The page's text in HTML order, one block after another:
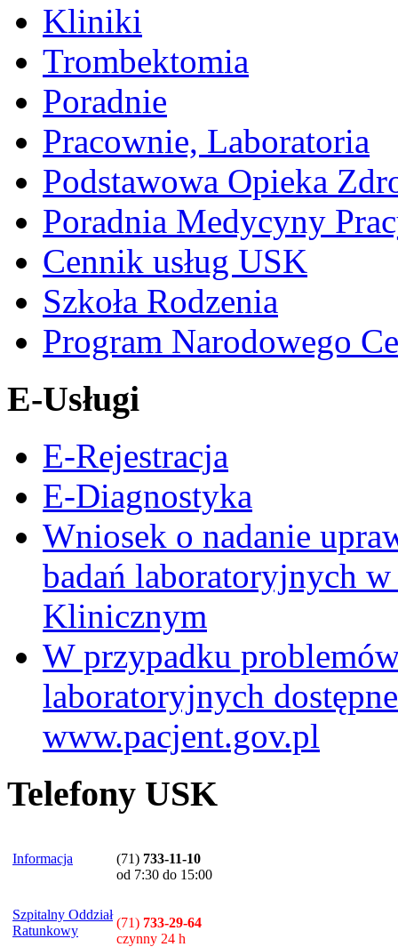
Kliniki
Trombektomia
Poradnie
Pracownie, Laboratoria
Podstawowa Opieka
Poradnia Medycyny
Cennik usług USK
Szkoła Rodzenia
Program Narodowego
E-Usługi
E-Rejestracja
E-Diagnostyka
Wniosek o nadanie
badań laboratoryjnych
Klinicznym
W przypadku
laboratoryjnych
www.pacjent.gov.pl
Telefony USK
Informacja (71) 733-11-10
od 7:30 do 15:00
Szpitalny Oddział
Ratunkowy
(71) 733-29-64
czynny 24 h